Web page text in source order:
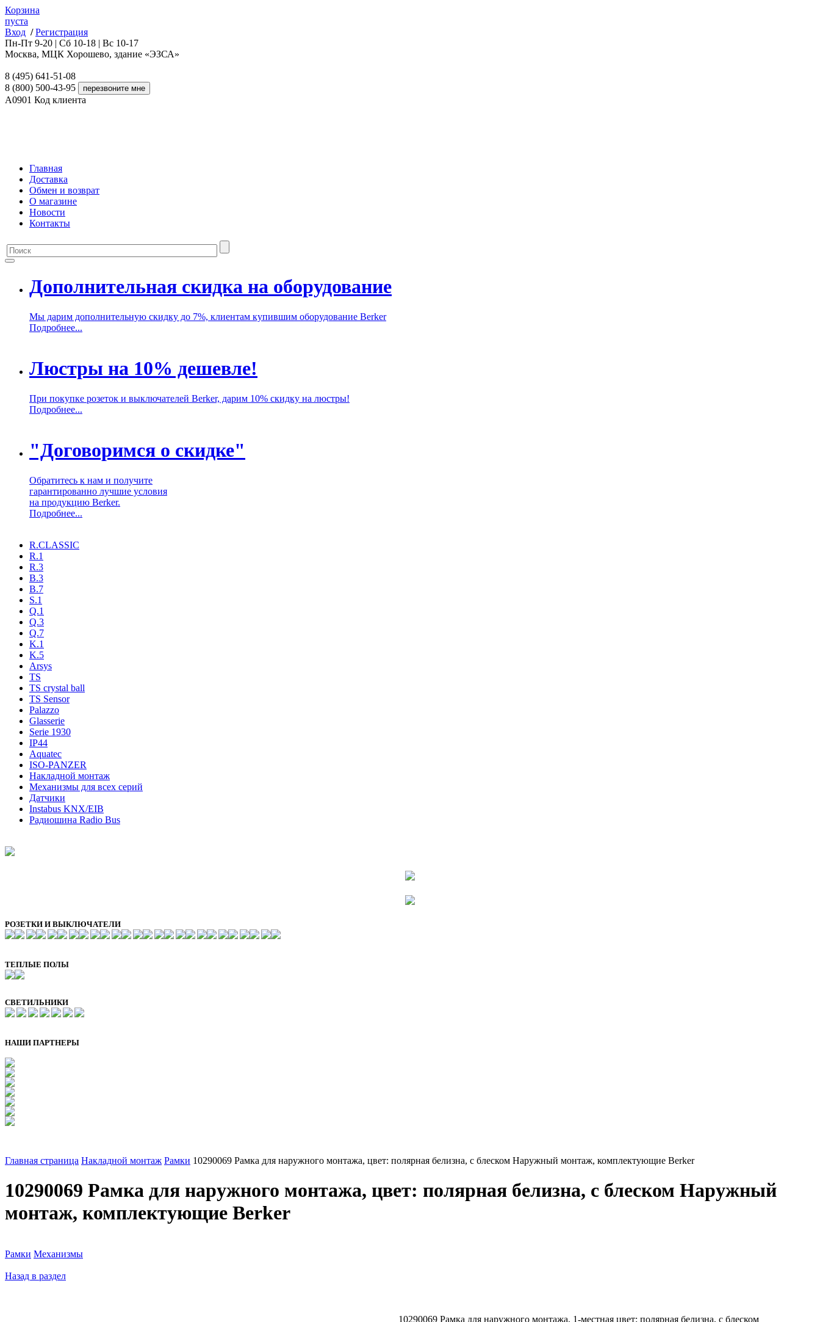
Корзина
пуста
Вход / Регистрация
Пн-Пт 9-20 | Сб 10-18 | Вс 10-17
Москва, МЦК Хорошево, здание «ЭЗСА»
8 (495) 641-51-08
8 (800) 500-43-95
A0901 Код клиента
Главная
Доставка
Обмен и возврат
О магазине
Новости
Контакты
Дополнительная скидка на оборудование
Мы дарим дополнительную скидку до 7%, клиентам купившим оборудование Berker
Подробнее...
Люстры на 10% дешевле!
При покупке розеток и выключателей Berker, дарим 10% скидку на люстры!
Подробнее...
"Договоримся о скидке"
Обратитесь к нам и получите
гарантированно лучшие условия
на продукцию Berker.
Подробнее...
R.CLASSIC
R.1
R.3
B.3
B.7
S.1
Q.1
Q.3
Q.7
K.1
K.5
Arsys
TS
TS crystal ball
TS Sensor
Palazzo
Glasserie
Serie 1930
IP44
Aquatec
ISO-PANZER
Накладной монтаж
Механизмы для всех серий
Датчики
Instabus KNX/EIB
Радиошина Radio Bus
РОЗЕТКИ И ВЫКЛЮЧАТЕЛИ
ТЕПЛЫЕ ПОЛЫ
СВЕТИЛЬНИКИ
НАШИ ПАРТНЕРЫ
Главная страница Накладной монтаж Рамки 10290069 Рамка для наружного монтажа, цвет: полярная белизна, с блеском Наружный монтаж, комплектующие Berker
10290069 Рамка для наружного монтажа, цвет: полярная белизна, с блеском Наружный
монтаж, комплектующие Berker
Рамки Механизмы
Назад в раздел
10290069 Рамка для наружного монтажа, 1-местная цвет: полярная белизна, с блеском